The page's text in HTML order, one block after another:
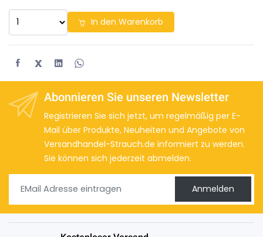
In den Warenkorb
X
Abonnieren Sie unseren Newsletter
Registrieren Sie sich jetzt, um regelmäßig per E-
Mail über Produkte, Neuheiten und Angebote von
Versandhandel-Strauch.de informiert zu werden.
Sie können sich jederzeit abmelden.
Anmelden